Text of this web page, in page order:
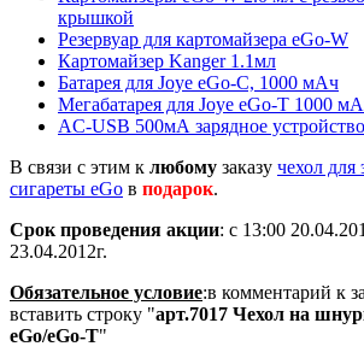
крышкой
Резервуар для картомайзера eGo-W
Картомайзер Kanger 1.1мл
Батарея для Joye eGo-C, 1000 мАч
Мегабатарея для Joye eGo-T 1000
AC-USB 500мА зарядное устройство
В связи с этим к любому заказу чехол для
сигареты eGo в подарок.
Срок проведения акции: с 13:00
23.04.2012г.
Обязательное условие:в комментарий к
вставить строку "арт.7017 Чехол на
eGo/eGo-T"